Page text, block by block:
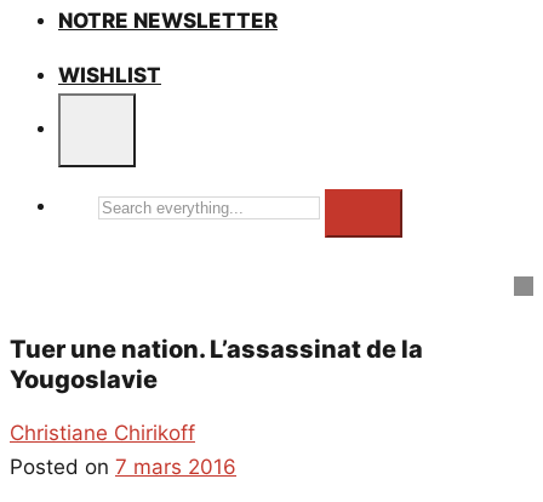
NOTRE NEWSLETTER
WISHLIST
Search
Tuer une nation. L’assassinat de la
Yougoslavie
Christiane Chirikoff
Posted on 7 mars 2016